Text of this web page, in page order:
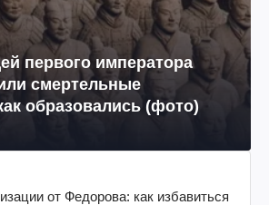
первого императора
смертельные
образовались (фото)
от Федорова: как избавиться